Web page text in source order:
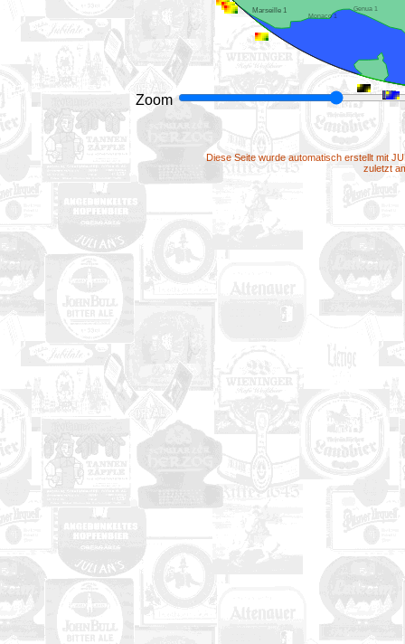
Marseille 1
Monaco 1
Genua 1
Zoom
Diese Seite wurde automatisch erstellt mit
zuletzt